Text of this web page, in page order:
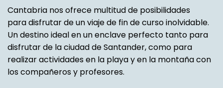
Cantabria nos ofrece multitud de posibilidades
para disfrutar de un viaje de fin de curso inolvidable.
Un destino ideal en un enclave perfecto tanto para
disfrutar de la ciudad de Santander, como para
realizar actividades en la playa y en la montaña con
los compañeros y profesores.